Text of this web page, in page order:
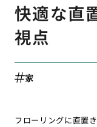
快適な直
視点
家
フローリングに直置